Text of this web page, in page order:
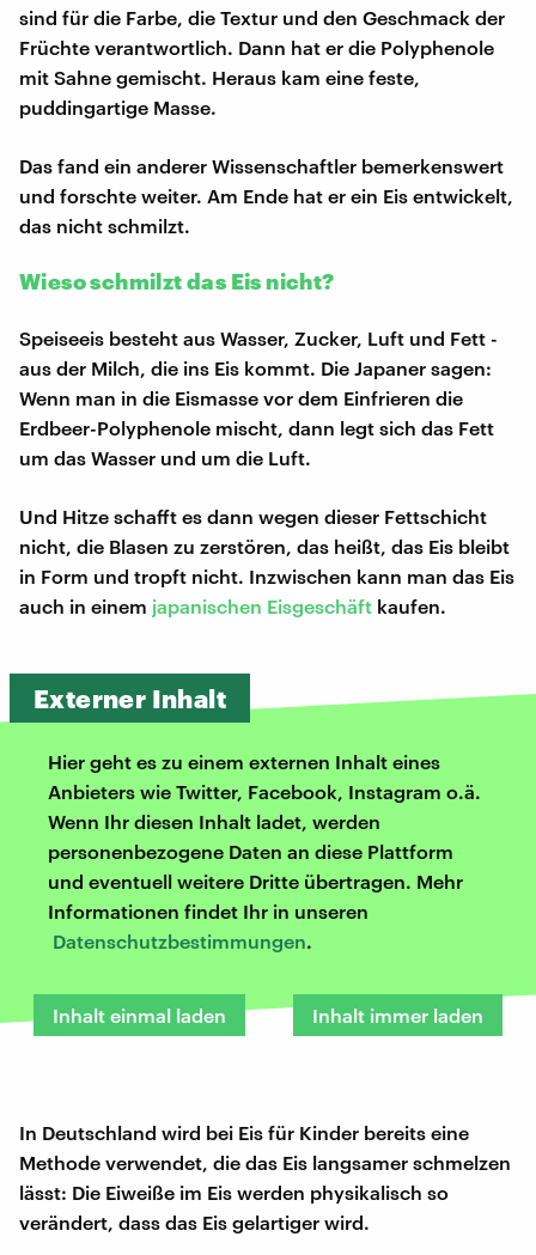
sind für die Farbe, die Textur und den Geschmack der
Früchte verantwortlich. Dann hat er die Polyphenole
mit Sahne gemischt. Heraus kam eine feste,
puddingartige Masse.
Das fand ein anderer Wissenschaftler bemerkenswert
und forschte weiter. Am Ende hat er ein Eis entwickelt,
das nicht schmilzt.
Wieso schmilzt das Eis nicht?
Speiseeis besteht aus Wasser, Zucker, Luft und Fett -
aus der Milch, die ins Eis kommt. Die Japaner sagen:
Wenn man in die Eismasse vor dem Einfrieren die
Erdbeer-Polyphenole mischt, dann legt sich das Fett
um das Wasser und um die Luft.
Und Hitze schafft es dann wegen dieser Fettschicht
nicht, die Blasen zu zerstören, das heißt, das Eis bleibt
in Form und tropft nicht. Inzwischen kann man das Eis
auch in einem japanischen Eisgeschäft kaufen.
Externer Inhalt
Hier geht es zu einem externen Inhalt eines
Anbieters wie Twitter, Facebook, Instagram o.ä.
Wenn Ihr diesen Inhalt ladet, werden
personenbezogene Daten an diese Plattform
und eventuell weitere Dritte übertragen. Mehr
Informationen findet Ihr in unseren
Datenschutzbestimmungen.
Inhalt einmal laden Inhalt immer laden
In Deutschland wird bei Eis für Kinder bereits eine
Methode verwendet, die das Eis langsamer schmelzen
lässt: Die Eiweiße im Eis werden physikalisch so
verändert, dass das Eis gelartiger wird.